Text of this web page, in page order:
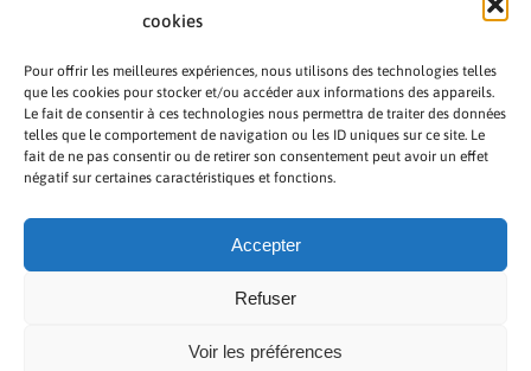
cookies
Pour offrir les meilleures expériences, nous utilisons des technologies telles
que les cookies pour stocker et/ou accéder aux informations des appareils.
Le fait de consentir à ces technologies nous permettra de traiter des données
telles que le comportement de navigation ou les ID uniques sur ce site. Le
fait de ne pas consentir ou de retirer son consentement peut avoir un effet
négatif sur certaines caractéristiques et fonctions.
Accepter
Refuser
Voir les préférences
PRÉSENTATION TOUTAFRICA
A PROPOS
Copyright © 2023 TOUT AFRICA | Made by